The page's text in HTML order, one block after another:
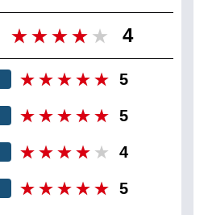
4
5
5
4
5